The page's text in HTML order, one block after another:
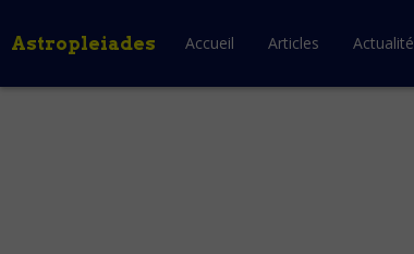
Astropleiades Accueil Articles Actualité